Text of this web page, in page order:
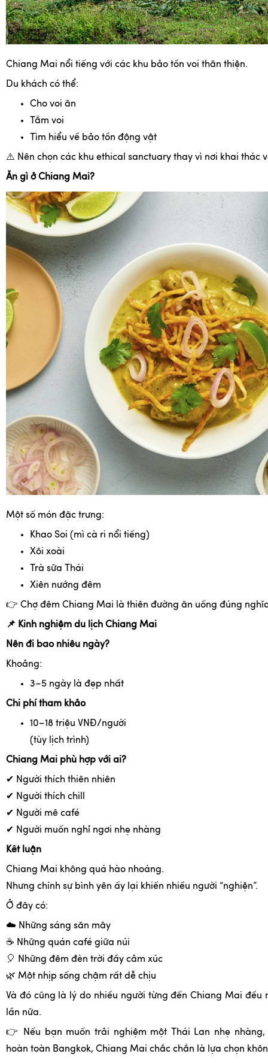
Chiang Mai nổi tiếng với các khu bảo tồn voi thân thiện.
Du khách có thể:
Cho voi ăn
Tắm voi
Tìm hiểu về bảo tồn động vật
⚠️ Nên chọn các khu ethical sanctuary thay vì nơi khai thác
Ăn gì ở Chiang Mai?
Một số món đặc trưng:
Khao Soi (mì cà ri nổi tiếng)
Xôi xoài
Trà sữa Thái
Xiên nướng đêm
👉 Chợ đêm Chiang Mai là thiên đường ăn uống đúng
📌 Kinh nghiệm du lịch Chiang Mai
Nên đi bao nhiêu ngày?
Khoảng:
3–5 ngày là đẹp nhất
Chi phí tham khảo
10–18 triệu VNĐ/người
(tùy lịch trình)
Chiang Mai phù hợp với ai?
✔ Người thích thiên nhiên
✔ Người thích chill
✔ Người mê café
✔ Người muốn nghỉ ngơi nhẹ nhàng
Kết luận
Chiang Mai không quá hào nhoáng.
Nhưng chính sự bình yên ấy lại khiến nhiều người “nghiện”.
Ở đây có:
☁ ️ Những sáng săn mây
☕ Những quán café giữa núi
🎈 Những đêm đèn trời đầy cảm xúc
🌿 Một nhịp sống chậm rất dễ chịu
Và đó cũng là lý do nhiều người từng đến Chiang Mai đều
lần nữa.
👉
Nếu bạn muốn trải nghiệm một Thái Lan nhẹ
hoàn toàn Bangkok, Chiang Mai chắc chắn là lựa chọn